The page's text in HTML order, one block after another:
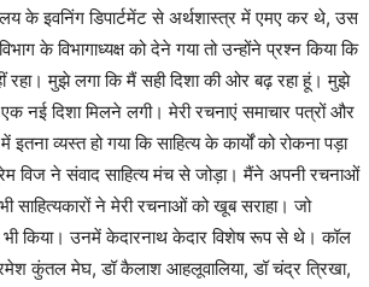
के इवनिंग डिपार्टमेंट से अर्थशास्त्र में एमए कर थे, उस
के विभागाध्यक्ष को देने गया तो उन्होंने प्रश्न किया कि
रहा। मुझे लगा कि मैं सही दिशा की ओर बढ़ रहा हूं। मुझे
एक नई दिशा मिलने लगी। मेरी रचनाएं समाचार पत्रों और
व्यस्त हो गया कि साहित्य के कार्यों को रोकना पड़ा
विज ने संवाद साहित्य मंच से जोड़ा। मैंने अपनी रचनाओं
ने मेरी रचनाओं को खूब सराहा। जो
किया। उनमें केदारनाथ केदार विशेष रूप से थे। कॉल
कुंतल मेघ, डॉ कैलाश आहलूवालिया, डॉ चंद्र त्रिखा,